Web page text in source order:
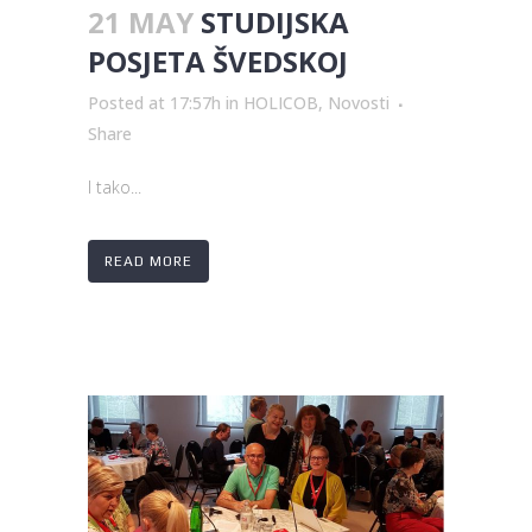
21 MAY STUDIJSKA
POSJETA ŠVEDSKOJ
Posted at 17:57h in HOLICOB, Novosti
Share
I tako...
READ MORE